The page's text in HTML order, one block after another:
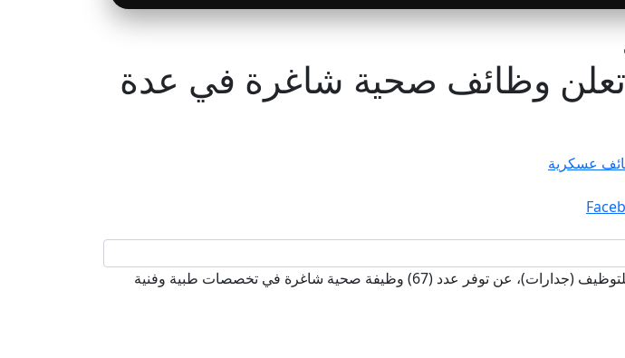
تعلن وظائف صحية شاغرة في عدة
عسكرية
عبر المنصة الوطنية الموحدة للتوظيف (جدارات)، عن توفر عدد (67) وظيفة صحية شاغرة في تخصصات طبية وفنية